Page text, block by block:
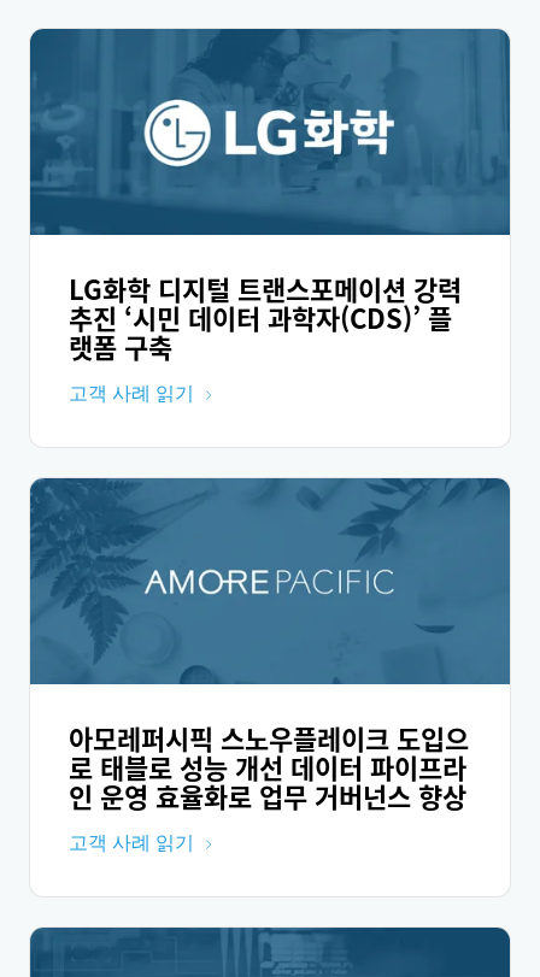
LG화학 디지털 트랜스포메이션 강력
추진 ‘시민 데이터 과학자(CDS)’ 플
랫폼 구축
고객 사례 읽기
아모레퍼시픽 스노우플레이크 도입으
로 태블로 성능 개선 데이터 파이프라
인 운영 효율화로 업무 거버넌스 향상
고객 사례 읽기